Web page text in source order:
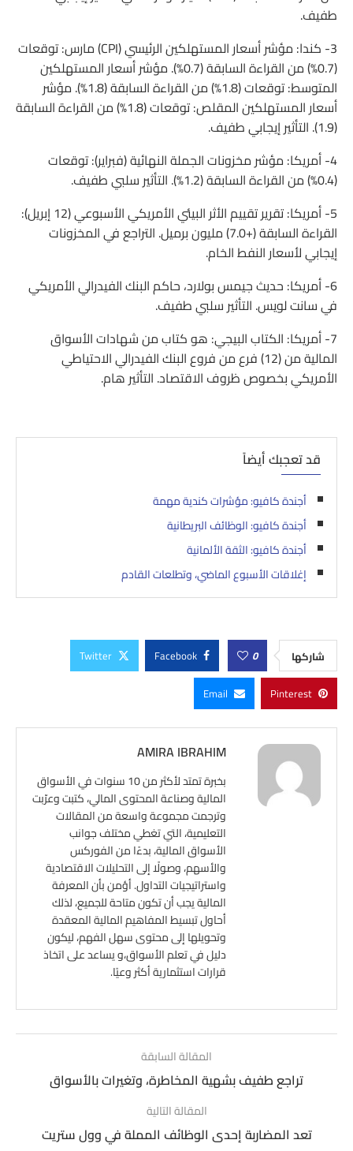
طفيف.
3- كندا: مؤشر أسعار المستهلكين الرئيسي (CPI) مارس: توقعات
(0.7%) من القراءة السابقة (0.7%). مؤشر أسعار المستهلكين
المتوسط: توقعات (1.8%) من القراءة السابقة (1.8%). مؤشر
أسعار المستهلكين المقلص: توقعات (1.8%) من القراءة السابقة
(1.9). التأثير إيجابي طفيف.
4- أمريكا: مؤشر مخزونات الجملة النهائية (فبراير): توقعات
(0.4%) من القراءة السابقة (1.2%). التأثير سلبي طفيف.
5- أمريكا: تقرير تقييم الأثر البيئي الأمريكي الأسبوعي (12 إبريل):
القراءة السابقة (+7.0) مليون برميل. التراجع في المخزونات
إيجابي لأسعار النفط الخام.
6- أمريكا: حديث جيمس بولارد، حاكم البنك الفيدرالي الأمريكي
في سانت لويس. التأثير سلبي طفيف.
7- أمريكا: الكتاب البيجي: هو كتاب من شهادات الأسواق
المالية من (12) فرع من فروع البنك الفيدرالي الاحتياطي
الأمريكي بخصوص ظروف الاقتصاد. التأثير هام.
قد تعجبك أيضاً
أجندة كافيو: مؤشرات كندية مهمة
أجندة كافيو: الوظائف البريطانية
أجندة كافيو: الثقة الألمانية
إغلاقات الأسبوع الماضي، وتطلعات القادم
شاركها 0
Facebook
Twitter
Pinterest
Email
AMIRA IBRAHIM
بخبرة تمتد لأكثر من 10 سنوات في الأسواق
المالية وصناعة المحتوى المالي، كتبت وعرّبت
وترجمت مجموعة واسعة من المقالات
التعليمية، التي تغطي مختلف جوانب
الأسواق المالية، بدءًا من الفوركس
والأسهم، وصولًا إلى التحليلات الاقتصادية
واستراتيجيات التداول. أؤمن بأن المعرفة
المالية يجب أن تكون متاحة للجميع، لذلك
أحاول تبسيط المفاهيم المالية المعقدة
وتحويلها إلى محتوى سهل الفهم، ليكون
دليل في تعلم الأسواق،و يساعد على اتخاذ
قرارات استثمارية أكثر وعيًا.
المقالة السابقة
تراجع طفيف بشهية المخاطرة، وتغيرات بالأسواق
المقالة التالية
تعد المضاربة إحدى الوظائف المملة في وول ستريت